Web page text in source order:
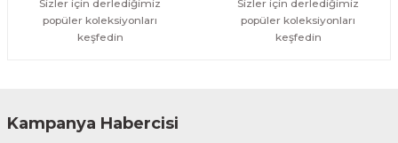
Sizler için derlediğimiz
popüler koleksiyonları
keşfedin
Sizler için derlediğimiz
popüler koleksiyonları
keşfedin
Kampanya Habercisi